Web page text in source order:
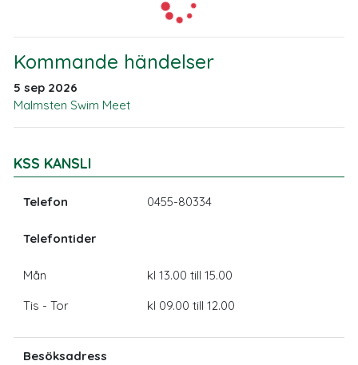
Kommande händelser
5 sep 2026
Malmsten Swim Meet
KSS KANSLI
Telefon 0455-80334
Telefontider
Mån
Tis - Tor
kl 13.00 till 15.00
kl 09.00 till 12.00
Besöksadress